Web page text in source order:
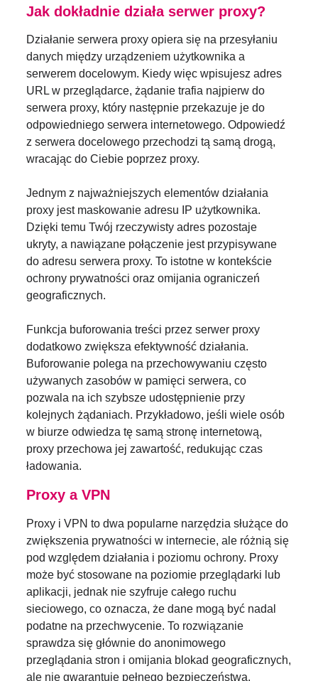
Jak dokładnie działa serwer proxy?
Działanie serwera proxy opiera się na przesyłaniu
danych między urządzeniem użytkownika a
serwerem docelowym. Kiedy więc wpisujesz adres
URL w przeglądarce, żądanie trafia najpierw do
serwera proxy, który następnie przekazuje je do
odpowiedniego serwera internetowego. Odpowiedź
z serwera docelowego przechodzi tą samą drogą,
wracając do Ciebie poprzez proxy.
Jednym z najważniejszych elementów działania
proxy jest maskowanie adresu IP użytkownika.
Dzięki temu Twój rzeczywisty adres pozostaje
ukryty, a nawiązane połączenie jest przypisywane
do adresu serwera proxy. To istotne w kontekście
ochrony prywatności oraz omijania ograniczeń
geograficznych.
Funkcja buforowania treści przez serwer proxy
dodatkowo zwiększa efektywność działania.
Buforowanie polega na przechowywaniu często
używanych zasobów w pamięci serwera, co
pozwala na ich szybsze udostępnienie przy
kolejnych żądaniach. Przykładowo, jeśli wiele osób
w biurze odwiedza tę samą stronę internetową,
proxy przechowa jej zawartość, redukując czas
ładowania.
Proxy a VPN
Proxy i VPN to dwa popularne narzędzia służące do
zwiększenia prywatności w internecie, ale różnią się
pod względem działania i poziomu ochrony. Proxy
może być stosowane na poziomie przeglądarki lub
aplikacji, jednak nie szyfruje całego ruchu
sieciowego, co oznacza, że dane mogą być nadal
podatne na przechwycenie. To rozwiązanie
sprawdza się głównie do anonimowego
przeglądania stron i omijania blokad geograficznych,
ale nie gwarantuje pełnego bezpieczeństwa.